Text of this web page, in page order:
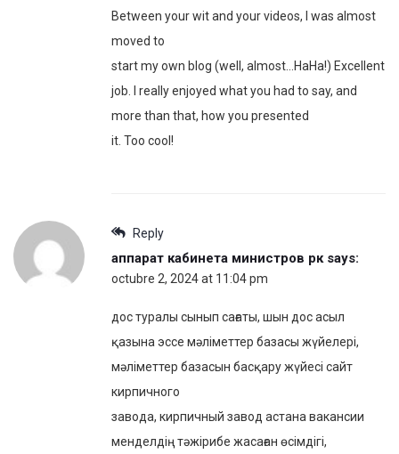
Between your wit and your videos, I was almost
moved to
start my own blog (well, almost…HaHa!) Excellent
job. I really enjoyed what you had to say, and
more than that, how you presented
it. Too cool!
Reply
аппарат кабинета министров рк says:
octubre 2, 2024 at 11:04 pm
дос туралы сынып сағаты, шын дос асыл
қазына эссе мәліметтер базасы жүйелері,
мәліметтер базасын басқару жүйесі сайт
кирпичного
завода, кирпичный завод астана вакансии
менделдің тәжірибе жасаған өсімдігі,